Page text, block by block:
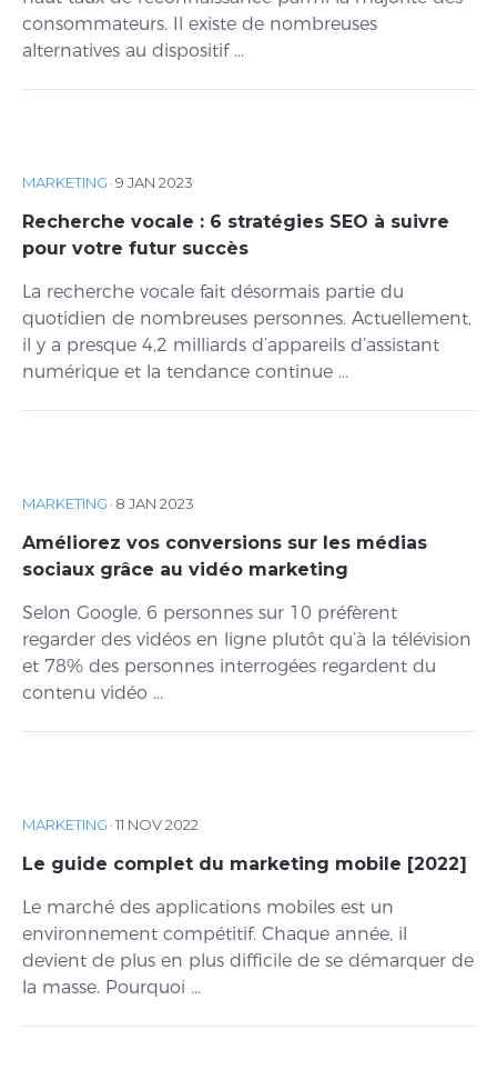
consommateurs. Il existe de nombreuses
alternatives au dispositif ...
MARKETING ·9 JAN 2023
Recherche vocale : 6 stratégies SEO à suivre
pour votre futur succès
La recherche vocale fait désormais partie du
quotidien de nombreuses personnes. Actuellement,
il y a presque 4,2 milliards d’appareils d’assistant
numérique et la tendance continue ...
MARKETING · 8 JAN 2023
Améliorez vos conversions sur les médias
sociaux grâce au vidéo marketing
Selon Google, 6 personnes sur 10 préfèrent
regarder des vidéos en ligne plutôt qu’à la télévision
et 78% des personnes interrogées regardent du
contenu vidéo ...
MARKETING ·11 NOV 2022
Le guide complet du marketing mobile [2022]
Le marché des applications mobiles est un
environnement compétitif. Chaque année, il
devient de plus en plus difficile de se démarquer de
la masse. Pourquoi ...